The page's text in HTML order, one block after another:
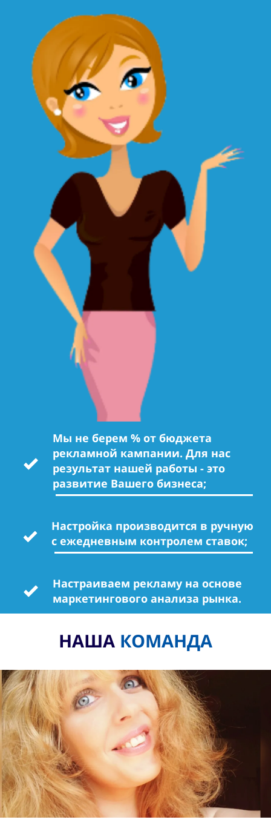
Мы не берем % от бюджета
рекламной кампании. Для нас
результат нашей работы - это
развитие Вашего бизнеса;
Настройка производится в ручную
с ежедневным контролем ставок;
Настраиваем рекламу на основе
маркетингового анализа рынка.
НАША КОМАНДА